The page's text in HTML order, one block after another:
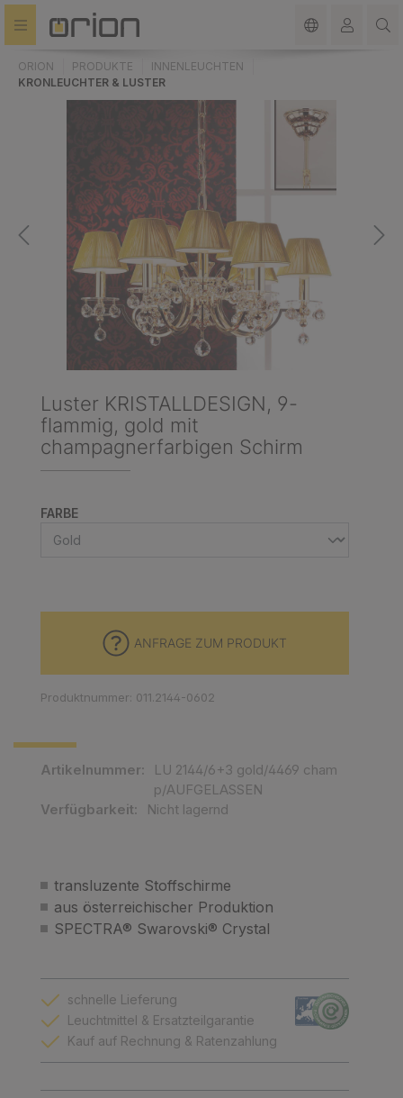
springen
ORION PRODUKTE
INNENLEUCHTEN
KRONLEUCHTER & LUSTER
Luster KRISTALLDESIGN, 9-
flammig, gold mit
champagnerfarbigen Schirm
FARBEAUSWÄHLEN
transluzente Stoffschirme
aus österreichischer Produktion
SPECTRA® Swarovski® Crystal
Artikelnummer:
LU 2144/6+3 gold/4469 cham
p/AUFGELASSEN
Verfügbarkeit:
Nicht lagernd
ANFRAGE ZUM PRODUKT
Produktnummer: 011.2144-0602
schnelle Lieferung
Leuchtmittel & Ersatzteilgarantie
Kauf auf Rechnung & Ratenzahlung